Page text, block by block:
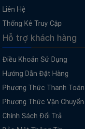
Liên Hệ
Thống Kê Truy Cập
Hỗ trợ khách hàng
Điều Khoản Sử Dụng
Hướng Dẫn Đặt Hàng
Phương Thức Thanh Toán
Phương Thức Vận Chuyển
Chính Sách Đổi Trả